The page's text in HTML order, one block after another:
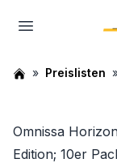
Preislisten
Omnissa
Edition; 10er